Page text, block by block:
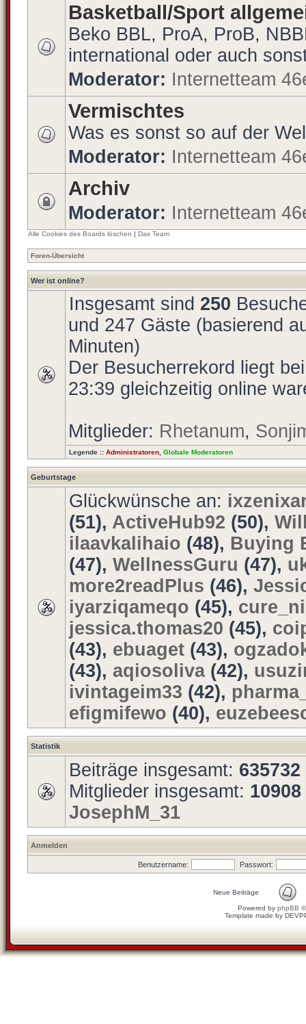
Basketball/Sport
Beko BBL, ProA, ProB,
international oder auch
Moderator: Internetteam
Vermischtes
Was es sonst so auf der
Moderator: Internetteam
Archiv
Moderator: Internetteam
Alle Cookies des Boards löschen | Das Team
Foren-Übersicht
Wer ist online?
Insgesamt sind 250
und 247 Gäste (basierend
Minuten)
Der Besucherrekord liegt
23:39 gleichzeitig online
Mitglieder: Rhetanum,
Legende :: Administratoren Globale Moderatoren
Geburtstage
Glückwünsche an:
(51), ActiveHub92 (50),
ilaavkalihaio (48), Buying
(47), WellnessGuru (47),
more2readPlus (46),
iyarziqameqo (45),
jessica.thomas20 (45),
(43), ebuaget (43),
(43), aqiosoliva(42),
ivintageim33 (42),
efigmifewo (40),
Statistik
Beiträge insgesamt: 635732
Mitglieder insgesamt: 10908
JosephM_31
Anmelden
Benutzername: Passwort:
Neue Beiträge
Powered by phpBB
Template made by